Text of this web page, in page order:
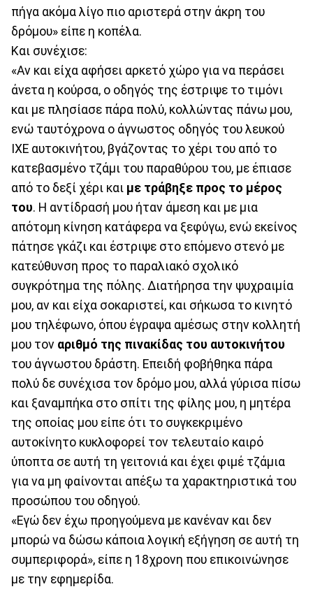
πήγα ακόμα λίγο πιο αριστερά στην άκρη του
δρόμου» είπε η κοπέλα.
Και συνέχισε:
«Αν και είχα αφήσει αρκετό χώρο για να περάσει
άνετα η κούρσα, ο οδηγός της έστριψε το τιμόνι
και με πλησίασε πάρα πολύ, κολλώντας πάνω μου,
ενώ ταυτόχρονα ο άγνωστος οδηγός του λευκού
ΙΧΕ αυτοκινήτου, βγάζοντας το χέρι του από το
κατεβασμένο τζάμι του παραθύρου του, με έπιασε
από το δεξί χέρι και με τράβηξε προς το μέρος
του. Η αντίδρασή μου ήταν άμεση και με μια
απότομη κίνηση κατάφερα να ξεφύγω, ενώ εκείνος
πάτησε γκάζι και έστριψε στο επόμενο στενό με
κατεύθυνση προς το παραλιακό σχολικό
συγκρότημα της πόλης. Διατήρησα την ψυχραιμία
μου, αν και είχα σοκαριστεί, και σήκωσα το κινητό
μου τηλέφωνο, όπου έγραψα αμέσως στην κολλητή
μου τον αριθμό της πινακίδας του αυτοκινήτου
του άγνωστου δράστη. Επειδή φοβήθηκα πάρα
πολύ δε συνέχισα τον δρόμο μου, αλλά γύρισα πίσω
και ξαναμπήκα στο σπίτι της φίλης μου, η μητέρα
της οποίας μου είπε ότι το συγκεκριμένο
αυτοκίνητο κυκλοφορεί τον τελευταίο καιρό
ύποπτα σε αυτή τη γειτονιά και έχει φιμέ τζάμια
για να μη φαίνονται απέξω τα χαρακτηριστικά του
προσώπου του οδηγού.
«Εγώ δεν έχω προηγούμενα με κανέναν και δεν
μπορώ να δώσω κάποια λογική εξήγηση σε αυτή τη
συμπεριφορά», είπε η 18χρονη που επικοινώνησε
με την εφημερίδα.